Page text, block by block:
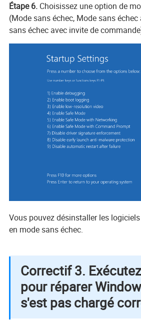
Étape 6.Choisissez une option de
(Mode sans échec, Mode sans
sans échec avec invite de
Vous pouvez désinstaller les
en mode sans échec.
Correctif 3.
pour réparer
s'est pas chargé